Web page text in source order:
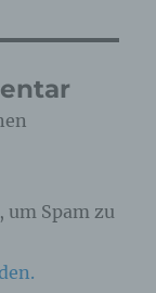
um Spam zu